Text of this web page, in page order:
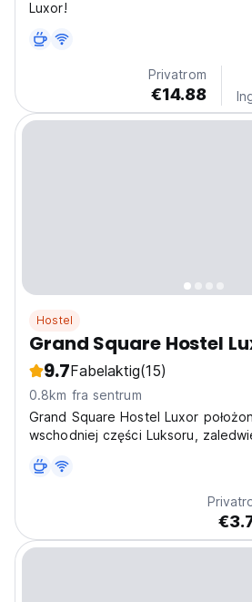
Luxor!
Privatrom
€14.88
Hostel
Grand Square Hostel
9.7Fabelaktig(15)
0.8km fra sentrum
Grand Square Hostel Luxor
wschodniej części Luksoru,
zakwaterowanie ze wspólnym
prywatny parking, taras ze
całodobową recepcję, transfer...